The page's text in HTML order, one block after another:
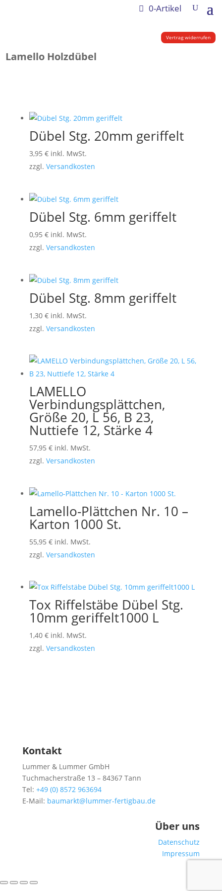
0-Artikel
Vertrag widerrufen
Lamello Holzdübel
Dübel Stg. 20mm geriffelt
3,95 € inkl. MwSt.
zzgl. Versandkosten
Dübel Stg. 6mm geriffelt
0,95 € inkl. MwSt.
zzgl. Versandkosten
Dübel Stg. 8mm geriffelt
1,30 € inkl. MwSt.
zzgl. Versandkosten
LAMELLO
Verbindungsplättchen,
Größe 20, L 56, B 23,
Nuttiefe 12, Stärke 4
57,95 € inkl. MwSt.
zzgl. Versandkosten
Lamello-Plättchen Nr. 10 –
Karton 1000 St.
55,95 € inkl. MwSt.
zzgl. Versandkosten
Tox Riffelstäbe Dübel Stg.
10mm geriffelt1000 L
1,40 € inkl. MwSt.
zzgl. Versandkosten
Kontakt
Lummer & Lummer GmbH
Tuchmacherstraße 13 – 84367 Tann
Tel: +49 (0) 8572 963694
E-Mail: baumarkt@lummer-fertigbau.de
Über uns
Datenschutz
Impressum